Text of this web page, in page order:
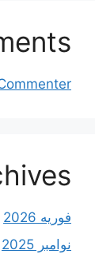
فوریه 2026
نوامبر 2025